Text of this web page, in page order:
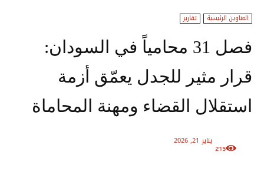
العناوين الرئيسية تقارير
فصل 31 محامياً في السودان:
قرار مثير للجدل يعمّق أزمة
استقلال القضاء ومهنة المحاماة
يناير 21, 2026
215